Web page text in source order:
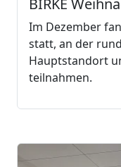
BIRKE
Im Dezember
statt, an der
Hauptstandort
teilnahmen.